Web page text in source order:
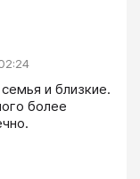
и близкие.
более